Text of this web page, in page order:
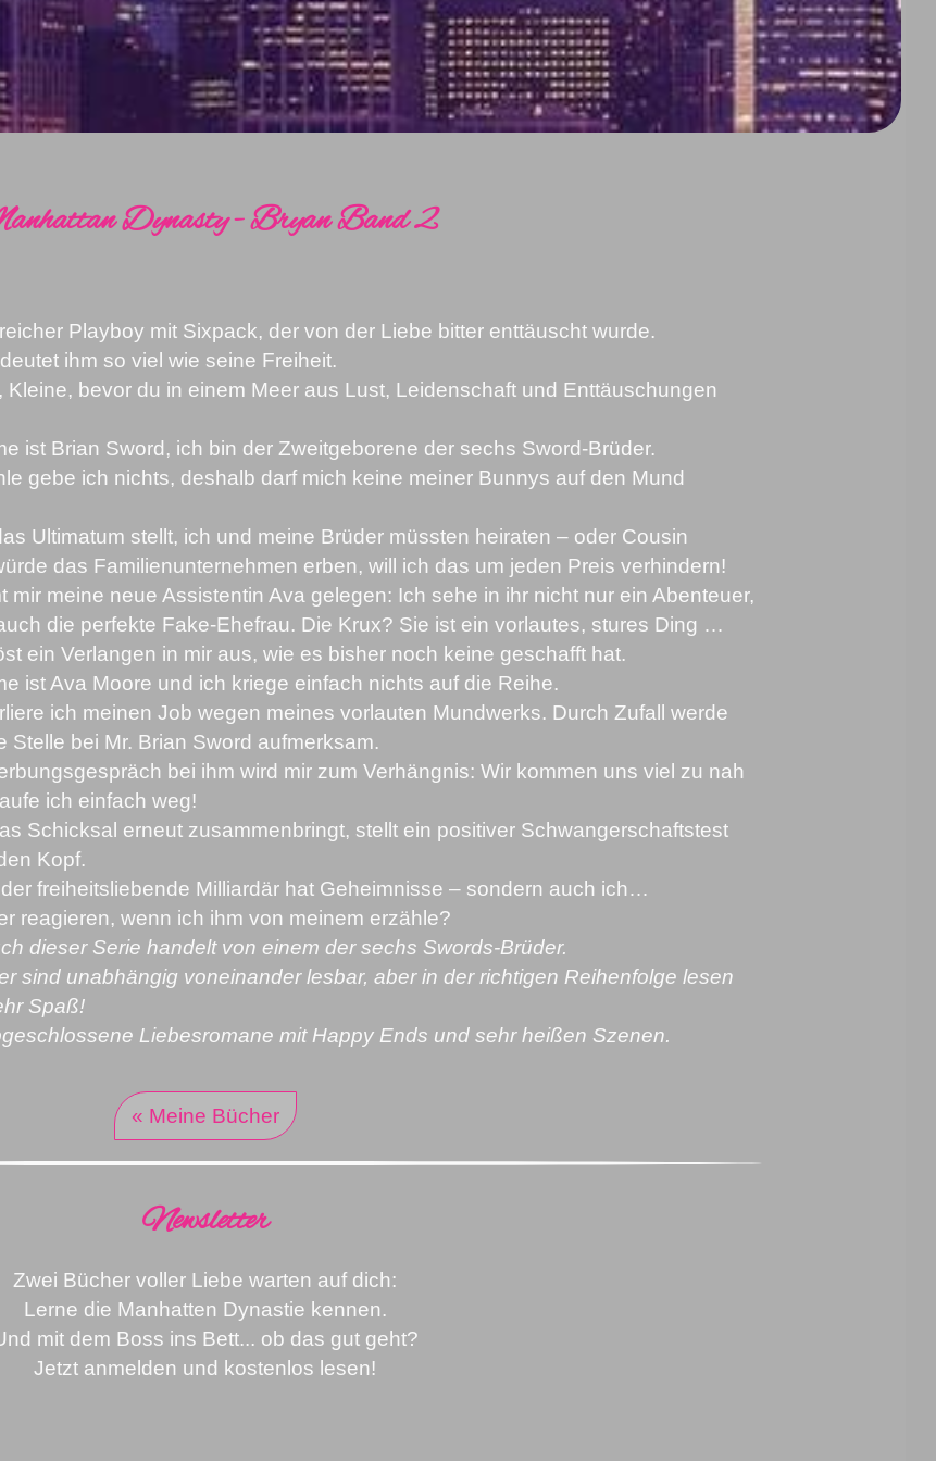
Dynasty - Bryan Band 2
Playboy mit Sixpack, der von der Liebe bitter enttäuscht wurde.
ihm so viel wie seine Freiheit.
Kleine, bevor du in einem Meer aus Lust, Leidenschaft und Enttäuschungen
ist Brian Sword, ich bin der Zweitgeborene der sechs Sword-Brüder.
gebe ich nichts, deshalb darf mich keine meiner Bunnys auf den Mund
Ultimatum stellt, ich und meine Brüder müssten heiraten – oder Cousin
das Familienunternehmen erben, will ich das um jeden Preis verhindern!
mir meine neue Assistentin Ava gelegen: Ich sehe in ihr nicht nur ein Abenteuer,
die perfekte Fake-Ehefrau. Die Krux? Sie ist ein vorlautes, stures Ding …
ein Verlangen in mir aus, wie es bisher noch keine geschafft hat.
ist Ava Moore und ich kriege einfach nichts auf die Reihe.
ich meinen Job wegen meines vorlauten Mundwerks. Durch Zufall werde
Stelle bei Mr. Brian Sword aufmerksam.
bei ihm wird mir zum Verhängnis: Wir kommen uns viel zu nah
ich einfach weg!
Schicksal erneut zusammenbringt, stellt ein positiver Schwangerschaftstest
Kopf.
freiheitsliebende Milliardär hat Geheimnisse – sondern auch ich…
reagieren, wenn ich ihm von meinem erzähle?
dieser Serie handelt von einem der sechs Swords-Brüder.
sind unabhängig voneinander lesbar, aber in der richtigen Reihenfolge lesen
Spaß!
Liebesromane mit Happy Ends und sehr heißen Szenen.
« Meine Bücher
Newsletter
Zwei Bücher voller Liebe warten auf dich:
Lerne die Manhatten Dynastie kennen.
mit dem Boss ins Bett... ob das gut geht?
Jetzt anmelden und kostenlos lesen!